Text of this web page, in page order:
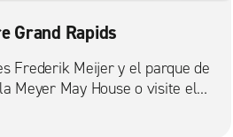
Grand Rapids
Frederik Meijer y el parque de
Meyer May House o visite el